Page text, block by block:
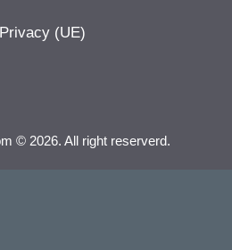
(UE)
© 2026. All right reserverd.